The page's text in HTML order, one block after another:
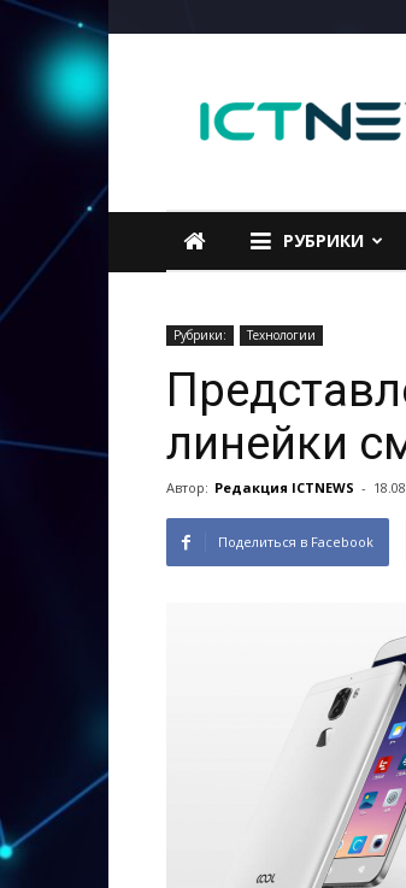
РУБРИКИ
Рубрики: Технологии
линейки
Автор: Редакция ICTNEWS -
Поделиться в Facebook